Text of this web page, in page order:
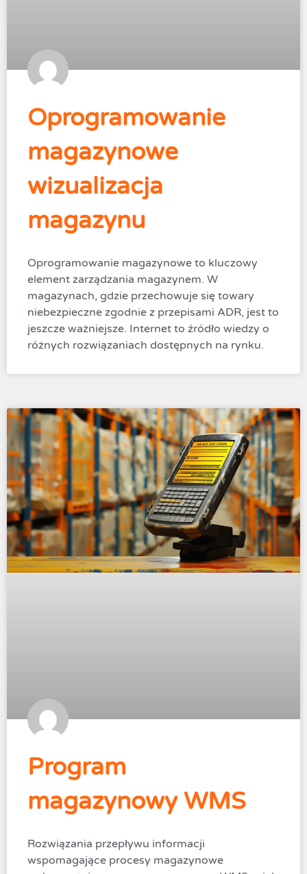
Oprogramowanie
magazynowe
wizualizacja
magazynu
Oprogramowanie magazynowe to kluczowy
element zarządzania magazynem. W
magazynach, gdzie przechowuje się towary
niebezpieczne zgodnie z przepisami ADR, jest to
jeszcze ważniejsze. Internet to źródło wiedzy o
różnych rozwiązaniach dostępnych na rynku.
Program
magazynowy WMS
Rozwiązania przepływu informacji
wspomagające procesy magazynowe